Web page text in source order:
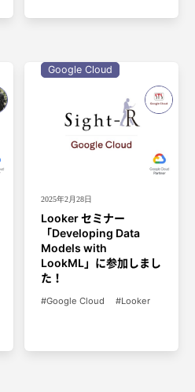
Google Cloud
2025年2月28日
Looker セミナー
「Developing Data
Models with
LookML」に参加しまし
た！
Google Cloud Looker